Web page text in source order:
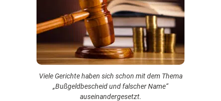
Viele Gerichte haben sich schon mit dem Thema
„Bußgeldbescheid und falscher Name“
auseinandergesetzt.